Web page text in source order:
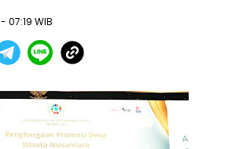
- 07:19 WIB